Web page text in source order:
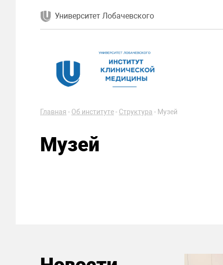
Университет Лобачевского
Главная - Об институте- Структура - Музей
Музей